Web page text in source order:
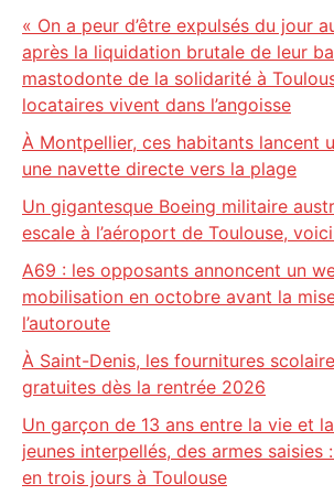
« On a peur d’être expulsés du jour
après la liquidation brutale de leur
mastodonte de la solidarité à
locataires vivent dans l’angoisse
À Montpellier, ces habitants lancent
une navette directe vers la plage
Un gigantesque Boeing militaire
escale à l’aéroport de Toulouse,
A69 : les opposants annoncent un
mobilisation en octobre avant la
l’autoroute
À Saint-Denis, les fournitures
gratuites dès la rentrée 2026
Un garçon de 13 ans entre la vie et
jeunes interpellés, des armes saisies
en trois jours à Toulouse